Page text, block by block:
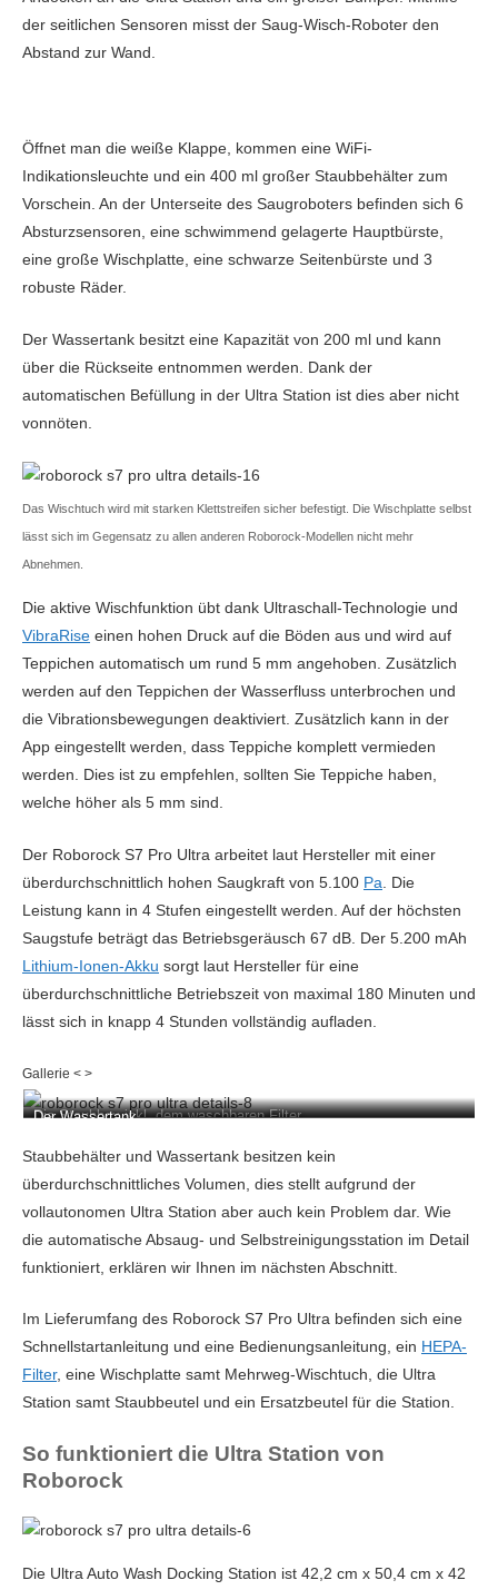
der seitlichen Sensoren misst der Saug-Wisch-Roboter den
Abstand zur Wand.
Öffnet man die weiße Klappe, kommen eine WiFi-
Indikationsleuchte und ein 400 ml großer Staubbehälter zum
Vorschein. An der Unterseite des Saugroboters befinden sich 6
Absturzsensoren, eine schwimmend gelagerte Hauptbürste,
eine große Wischplatte, eine schwarze Seitenbürste und 3
robuste Räder.
Der Wassertank besitzt eine Kapazität von 200 ml und kann
über die Rückseite entnommen werden. Dank der
automatischen Befüllung in der Ultra Station ist dies aber nicht
vonnöten.
Das Wischtuch wird mit starken Klettstreifen sicher befestigt. Die Wischplatte selbst
lässt sich im Gegensatz zu allen anderen Roborock-Modellen nicht mehr
Abnehmen.
Die aktive Wischfunktion übt dank Ultraschall-Technologie und
VibraRise einen hohen Druck auf die Böden aus und wird auf
Teppichen automatisch um rund 5 mm angehoben. Zusätzlich
werden auf den Teppichen der Wasserfluss unterbrochen und
die Vibrationsbewegungen deaktiviert. Zusätzlich kann in der
App eingestellt werden, dass Teppiche komplett vermieden
werden. Dies ist zu empfehlen, sollten Sie Teppiche haben,
welche höher als 5 mm sind.
Der Roborock S7 Pro Ultra arbeitet laut Hersteller mit einer
überdurchschnittlich hohen Saugkraft von 5.100 Pa . Die
Leistung kann in 4 Stufen eingestellt werden. Auf der höchsten
Saugstufe beträgt das Betriebsgeräusch 67 dB. Der 5.200 mAh
Lithium-Ionen-Akku sorgt laut Hersteller für eine
überdurchschnittliche Betriebszeit von maximal 180 Minuten und
lässt sich in knapp 4 Stunden vollständig aufladen.
Die Staubbox inkl. dem waschbaren Filter.
Der Wassertank.
Staubbehälter und Wassertank besitzen kein
überdurchschnittliches Volumen, dies stellt aufgrund der
vollautonomen Ultra Station aber auch kein Problem dar. Wie
die automatische Absaug- und Selbstreinigungsstation im Detail
funktioniert, erklären wir Ihnen im nächsten Abschnitt.
Im Lieferumfang des Roborock S7 Pro Ultra befinden sich eine
Schnellstartanleitung und eine Bedienungsanleitung, ein HEPA-
Filter, eine Wischplatte samt Mehrweg-Wischtuch, die Ultra
Station samt Staubbeutel und ein Ersatzbeutel für die Station.
So funktioniert die Ultra Station von
Roborock
Die Ultra Auto Wash Docking Station ist 42,2 cm x 50,4 cm x 42